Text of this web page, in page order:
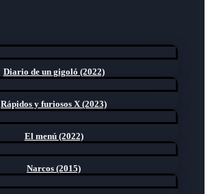
Diario de un gigoló (2022)
Rápidos y furiosos X (2023)
El menú (2022)
Narcos (2015)